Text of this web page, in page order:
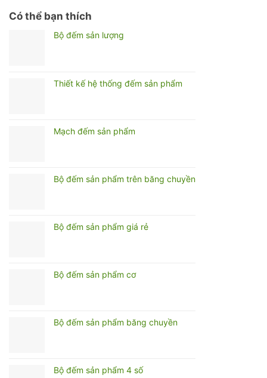
Có thể bạn thích
Bộ đếm sản lượng
Thiết kế hệ thống đếm sản phẩm
Mạch đếm sản phẩm
Bộ đếm sản phẩm trên băng chuyền
Bộ đếm sản phẩm giá rẻ
Bộ đếm sản phẩm cơ
Bộ đếm sản phẩm băng chuyền
Bộ đếm sản phẩm 4 số